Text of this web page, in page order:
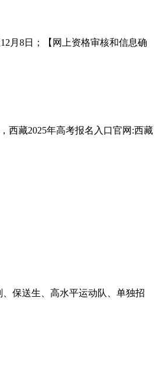
月8日；【网上资格审核和信息确
西藏2025年高考报名入口官网:西藏
保送生、高水平运动队、单独招